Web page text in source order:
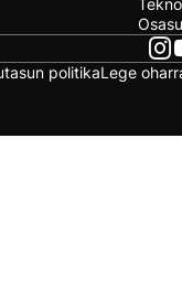
politikaLege